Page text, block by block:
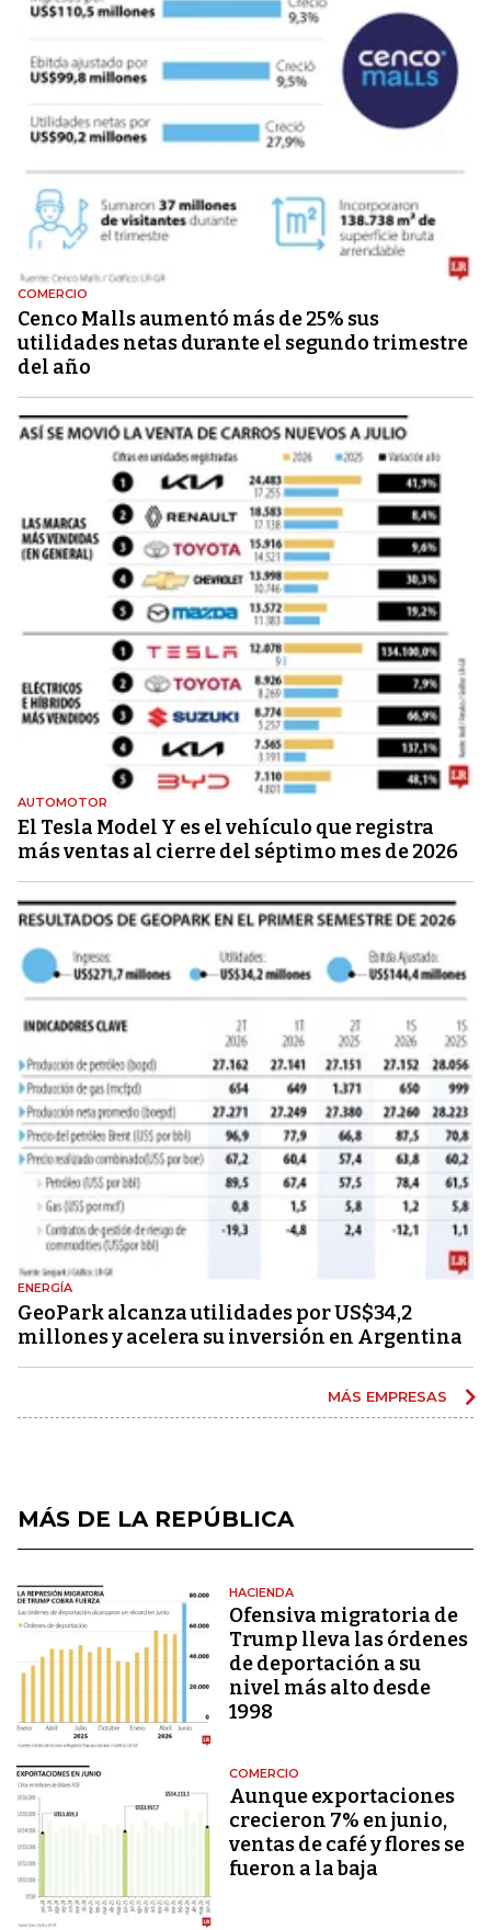
COMERCIO
Cenco Malls aumentó más de 25% sus
utilidades netas durante el segundo trimestre
del año
AUTOMOTOR
El Tesla Model Y es el vehículo que registra
más ventas al cierre del séptimo mes de 2026
ENERGÍA
GeoPark alcanza utilidades por US$34,2
millones y acelera su inversión en Argentina
MÁS EMPRESAS
MÁS DE LA REPÚBLICA
HACIENDA
Ofensiva migratoria de
Trump lleva las órdenes
de deportación a su
nivel más alto desde
1998
COMERCIO
Aunque exportaciones
crecieron 7% en junio,
ventas de café y flores se
fueron a la baja